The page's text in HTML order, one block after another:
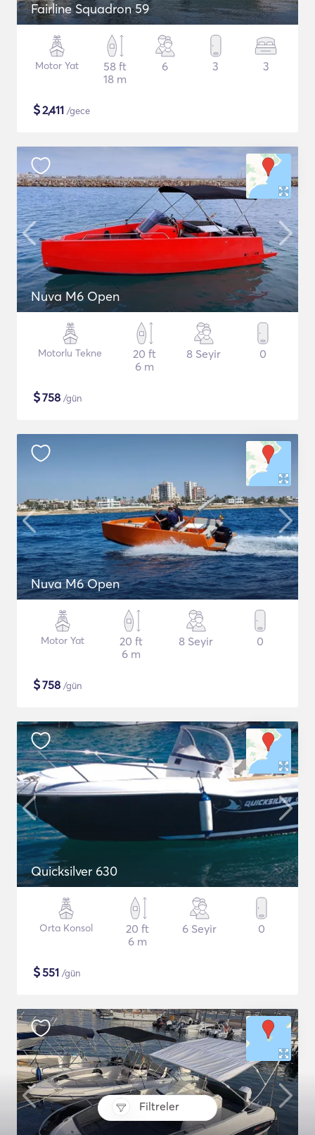
Filtreler
Fairline Squadron 59
Motor Yat
58 ft
18 m
6 3 3
$2,411 /gece
Nuva M6 Open
Motorlu Tekne
20 ft
6 m
8 Seyir 0
$758 /gün
Nuva M6 Open
Motor Yat
20 ft
6 m
8 Seyir 0
$758 /gün
Quicksilver 630
Orta Konsol
20 ft
6 m
6 Seyir 0
$551 /gün